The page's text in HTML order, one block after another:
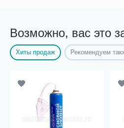
Возможно, вас это
Хиты продаж Рекомендуем